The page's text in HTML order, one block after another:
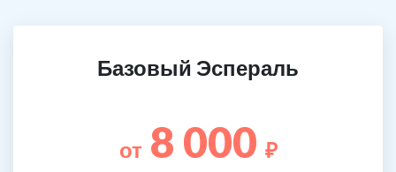
Базовый Эспераль
от 8 000 ₽